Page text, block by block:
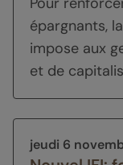
épargnants,
impose aux
et de
jeudi 6